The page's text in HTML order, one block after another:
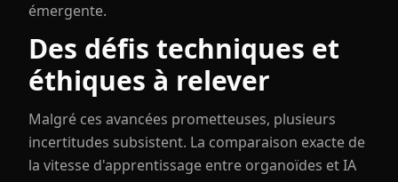
émergente.
Des défis techniques et
éthiques à relever
Malgré ces avancées prometteuses, plusieurs
incertitudes subsistent. La comparaison exacte de
la vitesse d'apprentissage entre organoïdes et IA